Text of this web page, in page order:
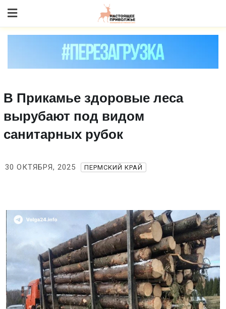
to content
В Прикамье здоровые леса
вырубают под видом
санитарных рубок
30 ОКТЯБРЯ, 2025 ПЕРМСКИЙ КРАЙ